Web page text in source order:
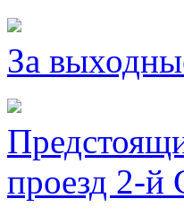
За
проезд 2-й